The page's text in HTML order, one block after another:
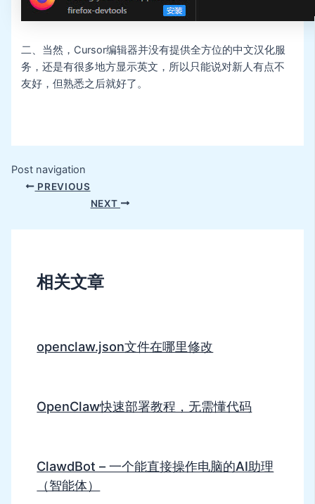
二、当然，Cursor编辑器并没有提供全方位的中文汉化服
务，还是有很多地方显示英文，所以只能说对新人有点不
友好，但熟悉之后就好了。
Post navigation
PREVIOUS
NEXT
相关文章
openclaw.json文件在哪里修改
OpenClaw快速部署教程，无需懂代码
ClawdBot – 一个能直接操作电脑的AI助理
（智能体）